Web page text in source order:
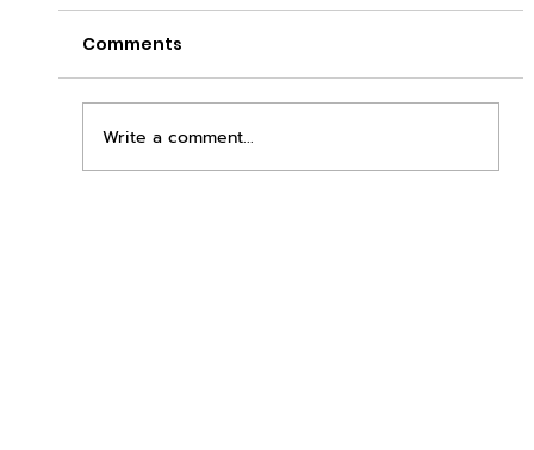
Comments
Write a comment...